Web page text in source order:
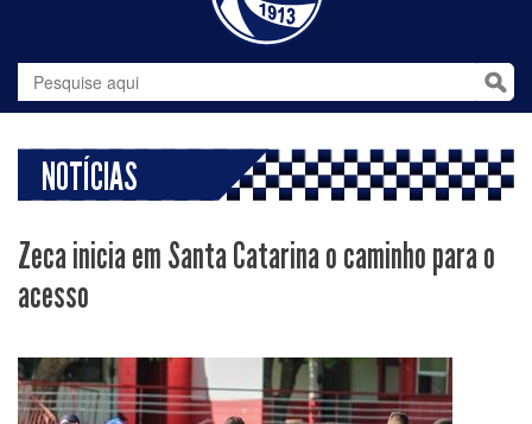
NOTÍCIAS
Zeca inicia em Santa Catarina o caminho para o
acesso